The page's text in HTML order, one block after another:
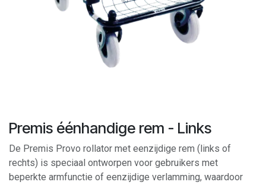
Premis éénhandige rem - Links
De Premis Provo rollator met eenzijdige rem (links of
rechts) is speciaal ontworpen voor gebruikers met
beperkte armfunctie of eenzijdige verlamming, waardoor